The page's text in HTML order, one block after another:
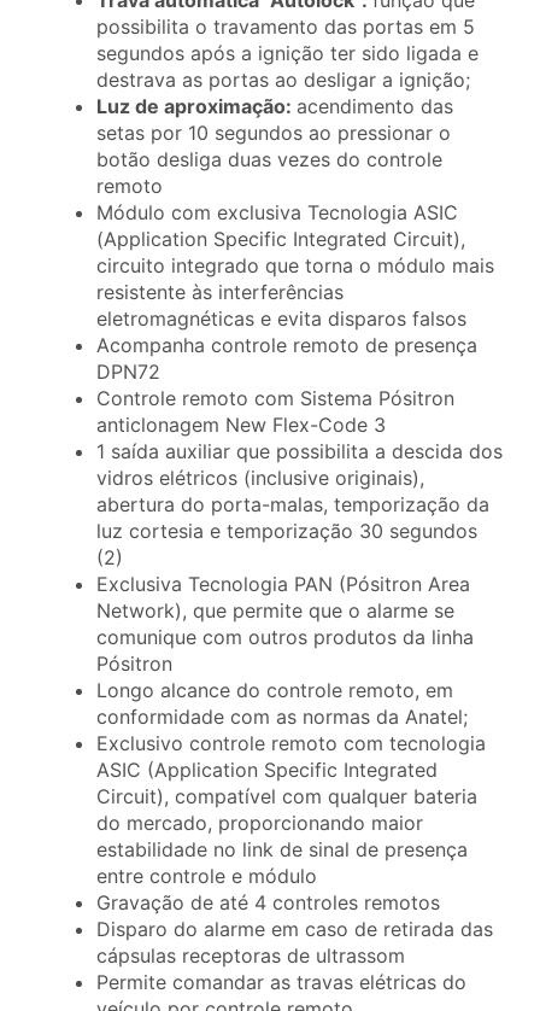
possibilita o travamento das portas em 5
segundos após a ignição ter sido ligada e
destrava as portas ao desligar a ignição;
Luz de aproximação: acendimento das
setas por 10 segundos ao pressionar o
botão desliga duas vezes do controle
remoto
Módulo com exclusiva Tecnologia ASIC
(Application Specific Integrated Circuit),
circuito integrado que torna o módulo mais
resistente às interferências
eletromagnéticas e evita disparos falsos
Acompanha controle remoto de presença
DPN72
Controle remoto com Sistema Pósitron
anticlonagem New Flex-Code 3
1 saída auxiliar que possibilita a descida dos
vidros elétricos (inclusive originais),
abertura do porta-malas, temporização da
luz cortesia e temporização 30 segundos
(2)
Exclusiva Tecnologia PAN (Pósitron Area
Network), que permite que o alarme se
comunique com outros produtos da linha
Pósitron
Longo alcance do controle remoto, em
conformidade com as normas da Anatel;
Exclusivo controle remoto com tecnologia
ASIC (Application Specific Integrated
Circuit), compatível com qualquer bateria
do mercado, proporcionando maior
estabilidade no link de sinal de presença
entre controle e módulo
Gravação de até 4 controles remotos
Disparo do alarme em caso de retirada das
cápsulas receptoras de ultrassom
Permite comandar as travas elétricas do